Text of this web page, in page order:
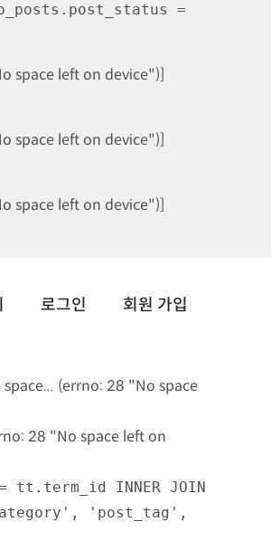
=
space left on device")]
space left on device")]
space left on device")]
로그인 회원 가입
(errno: 28 "No space
28 "No space left on
tt.term_id INNER JOIN
'post_tag',